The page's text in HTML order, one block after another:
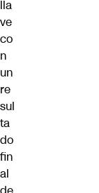
lla
ve
co
n
un
re
sul
ta
do
fin
al